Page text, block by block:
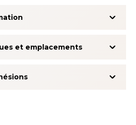
et emplacements